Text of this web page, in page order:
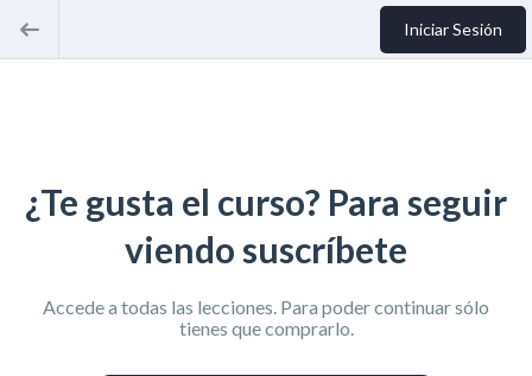
Iniciar Sesión
¿Te gusta el curso? Para seguir
viendo suscríbete
Accede a todas las lecciones. Para poder continuar sólo
tienes que comprarlo.